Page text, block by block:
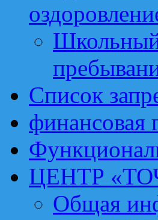
Школьный
Список
финансовая
ЦЕНТР
Общая